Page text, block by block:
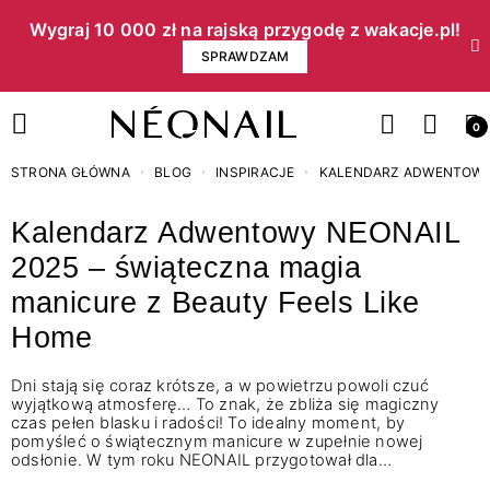
Wygraj 10 000 zł na rajską przygodę z wakacje.pl!​
SPRAWDZAM
0
STRONA GŁÓWNA BLOG INSPIRACJE KALENDARZ
Kalendarz Adwentowy NEONAIL
2025 – świąteczna magia
manicure z Beauty Feels Like
Home
Dni stają się coraz krótsze, a w powietrzu powoli czuć
wyjątkową atmosferę… To znak, że zbliża się magiczny
czas pełen blasku i radości! To idealny moment, by
pomyśleć o świątecznym manicure w zupełnie nowej
odsłonie. W tym roku NEONAIL przygotował dla…